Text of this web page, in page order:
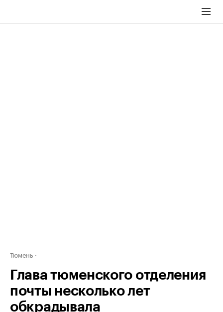
Тюмень
Глава тюменского отделения
почты несколько лет
обкрадывала